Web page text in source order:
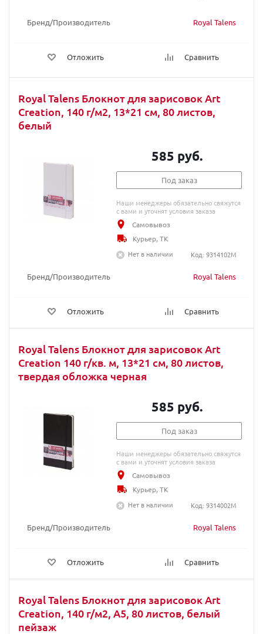
Бренд/Производитель Royal Talens
Отложить Сравнить
Royal Talens Блокнот для зарисовок Art
Creation, 140 г/м2, 13*21 см, 80 листов,
белый
Бренд/Производитель Royal Talens
Отложить Сравнить
585 руб.
Под заказ
Наши менеджеры обязательно свяжутся
с вами и уточнят условия заказа
Самовывоз
Курьер, ТК
Нет в наличии
Код: 9314102M
Royal Talens Блокнот для зарисовок Art
Creation 140 г/кв. м, 13*21 см, 80 листов,
твердая обложка черная
Бренд/Производитель Royal Talens
Отложить Сравнить
585 руб.
Под заказ
Наши менеджеры обязательно свяжутся
с вами и уточнят условия заказа
Самовывоз
Курьер, ТК
Нет в наличии
Код: 9314002M
Royal Talens Блокнот для зарисовок Art
Creation, 140 г/м2, A5, 80 листов, белый
пейзаж